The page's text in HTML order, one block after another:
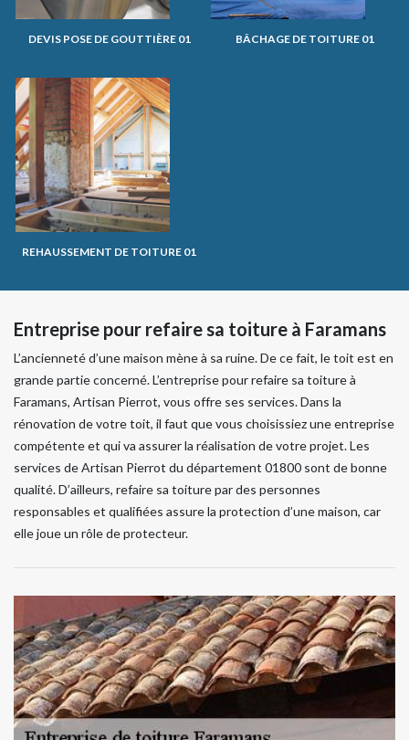
DEVIS POSE DE GOUTTIÈRE 01 BÂCHAGE DE TOITURE 01
REHAUSSEMENT DE TOITURE 01
Entreprise pour refaire sa toiture à Faramans
L’ancienneté d’une maison mène à sa ruine. De ce fait, le toit est en
grande partie concerné. L’entreprise pour refaire sa toiture à
Faramans, Artisan Pierrot, vous offre ses services. Dans la
rénovation de votre toit, il faut que vous choisissiez une entreprise
compétente et qui va assurer la réalisation de votre projet. Les
services de Artisan Pierrot du département 01800 sont de bonne
qualité. D’ailleurs, refaire sa toiture par des personnes
responsables et qualifiées assure la protection d’une maison, car
elle joue un rôle de protecteur.